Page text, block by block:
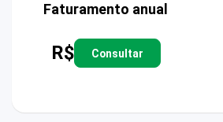
Faturamento anual
R$ Consultar